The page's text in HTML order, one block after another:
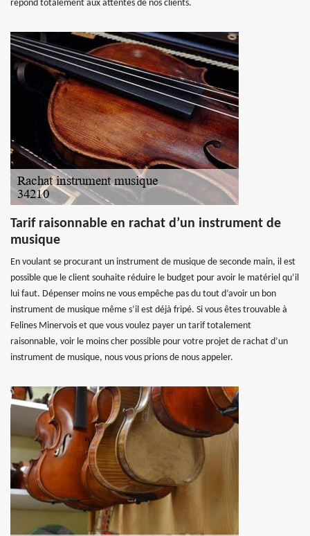
répond totalement aux attentes de nos clients.
Tarif raisonnable en rachat d’un instrument de
musique
En voulant se procurant un instrument de musique de seconde main, il est
possible que le client souhaite réduire le budget pour avoir le matériel qu’il
lui faut. Dépenser moins ne vous empêche pas du tout d’avoir un bon
instrument de musique même s’il est déjà fripé. Si vous êtes trouvable à
Felines Minervois et que vous voulez payer un tarif totalement
raisonnable, voir le moins cher possible pour votre projet de rachat d’un
instrument de musique, nous vous prions de nous appeler.